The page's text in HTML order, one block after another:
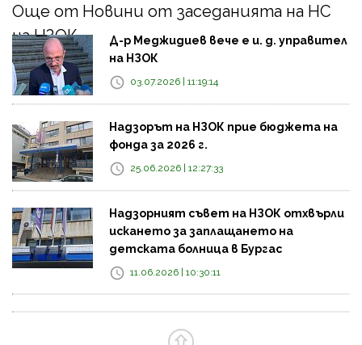
Още от Новини от заседанията на НС
на НЗОК
Д-р Меджидиев вече е и. д. управител
на НЗОК
03.07.2026 | 11:19:14
Надзорът на НЗОК прие бюджета на
фонда за 2026 г.
25.06.2026 | 12:27:33
Надзорният съвет на НЗОК отхвърли
искането за заплащането на
детската болница в Бургас
11.06.2026 | 10:30:11